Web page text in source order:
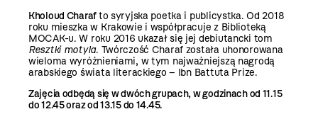
Kholoud Charafto syryjska poetka i publicystka. Od 2018
roku mieszka w Krakowie i współpracuje z Biblioteką
MOCAK-u. W roku 2016 ukazał się jej debiutancki tom
Resztki motyla. Twórczość Charaf została uhonorowana
wieloma wyróżnieniami, w tym najważniejszą nagrodą
arabskiego świata literackiego – Ibn Battuta Prize.
Zajęcia odbędą się w dwóch grupach, w godzinach od 11.15
do 12.45 oraz od 13.15 do 14.45.